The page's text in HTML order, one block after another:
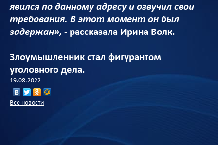
явился по данному адресу и озвучил свои
требования. В этот момент он был
задержан», - рассказала Ирина Волк.
Злоумышленник стал фигурантом
уголовного дела.
19.08.2022
Все новости